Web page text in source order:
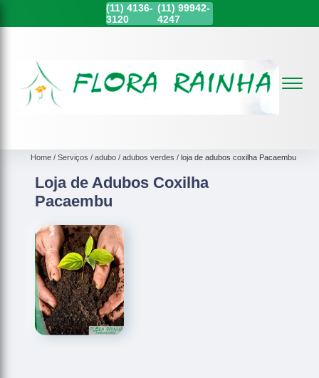
(11) 4136-
3120
(11)99942-
4247
Home Serviços adubo adubos verdes loja de adubos coxilha Pacaembu
Loja de Adubos Coxilha
Pacaembu